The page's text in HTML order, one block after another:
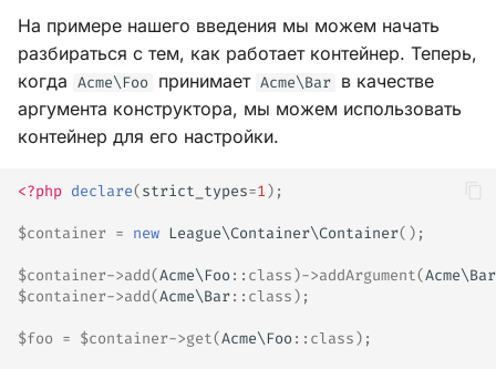
На примере нашего введения мы можем начать
разбираться с тем, как работает контейнер. Теперь,
когда Acme\Foo принимает Acme\Bar в качестве
аргумента конструктора, мы можем использовать
контейнер для его настройки.
<?php declare(strict_types=1);
$container = new League\Container\Container();
$container->add(Acme\Foo:: class)->addArgument(Acme\Bar
$container->add(Acme\Bar:: class);
$foo = $container->get(Acme\Foo:: class);